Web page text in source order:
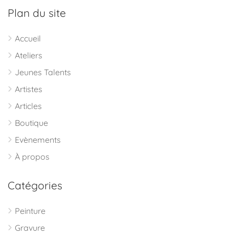
Plan du site
Accueil
Ateliers
Jeunes Talents
Artistes
Articles
Boutique
Evènements
À propos
Catégories
Peinture
Gravure